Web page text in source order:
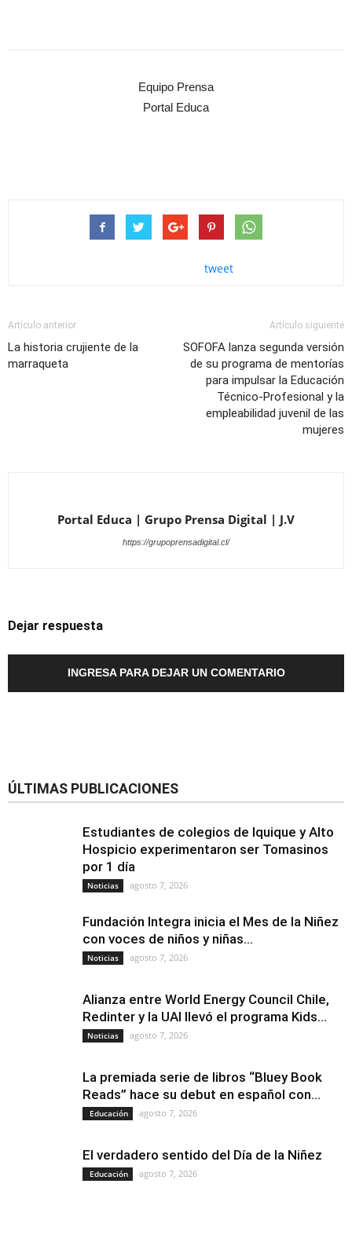
Equipo Prensa
Portal Educa
tweet
Artículo anterior
La historia crujiente de la
marraqueta
Artículo siguiente
SOFOFA lanza segunda versión
de su programa de mentorías
para impulsar la Educación
Técnico-Profesional y la
empleabilidad juvenil de las
mujeres
Portal Educa | Grupo Prensa Digital | J.V
https://grupoprensadigital.cl/
Dejar respuesta
INGRESA PARA DEJAR UN COMENTARIO
ÚLTIMAS PUBLICACIONES
Estudiantes de colegios de Iquique y Alto
Hospicio experimentaron ser Tomasinos
por 1 día
Noticias agosto 7, 2026
Fundación Integra inicia el Mes de la Niñez
con voces de niños y niñas...
Noticias agosto 7, 2026
Alianza entre World Energy Council Chile,
Redinter y la UAI llevó el programa Kids...
Noticias agosto 7, 2026
La premiada serie de libros “Bluey Book
Reads” hace su debut en español con...
Educación agosto 7, 2026
El verdadero sentido del Día de la Niñez
Educación agosto 7, 2026